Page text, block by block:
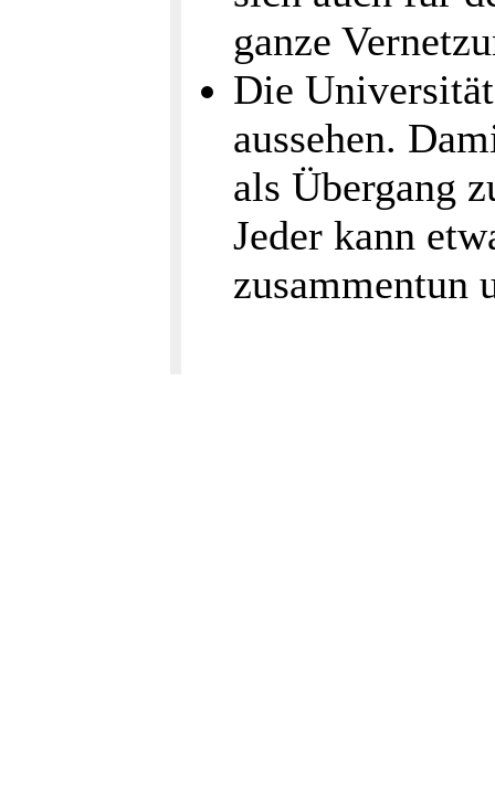
ganze
Die
aussehen.
als Übergang
Jeder kann
zusammentun